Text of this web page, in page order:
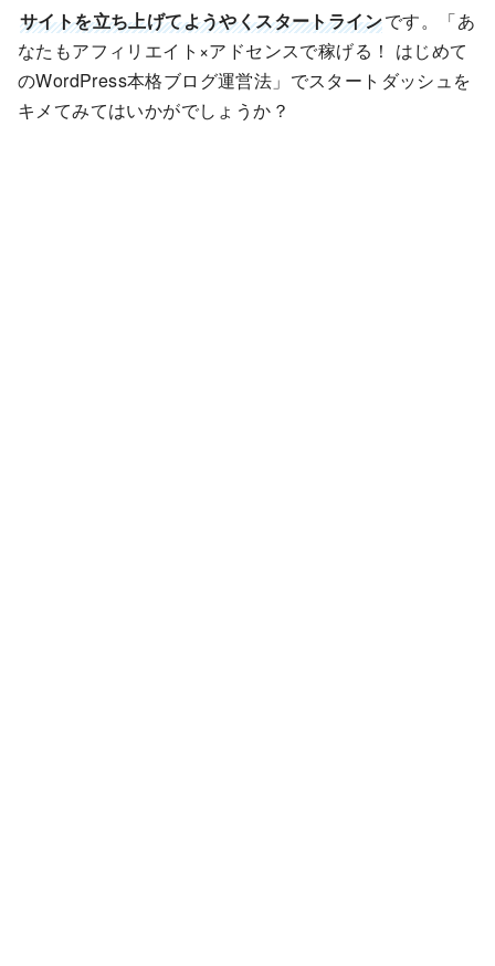
サイトを立ち上げてようやくスタートラインです。「あ
なたもアフィリエイト×アドセンスで稼げる！ はじめて
のWordPress本格ブログ運営法」でスタートダッシュを
キメてみてはいかがでしょうか？